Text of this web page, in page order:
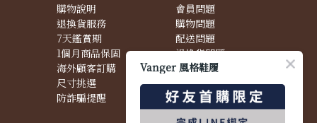
購物說明
退換貨服務
7天鑑賞期
1個月商品保固
海外顧客訂購
尺寸挑選
防詐騙提醒
會員問題
購物問題
配送問題
退換貨問題
商品問題
Vanger 風格鞋履